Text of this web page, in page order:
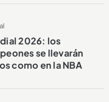
2026: los
se llevarán
como en la NBA